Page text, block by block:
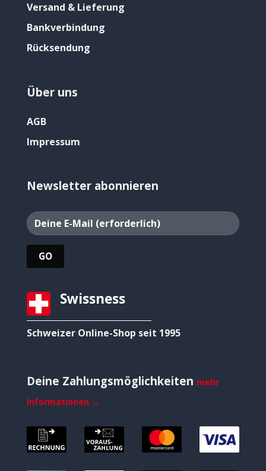
Versand & Lieferung
Bankverbindung
Rücksendung
Über uns
AGB
Impressum
Newsletter abonnieren
Swissness
Schweizer Online-Shop seit 1995
Deine Zahlungsmöglichkeiten mehr
Informationen →